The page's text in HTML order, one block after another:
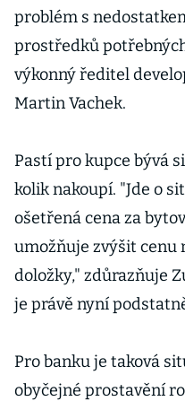
problém s
prostředků
výkonný ředitel
Martin Vachek.
Pastí pro kupce bývá
kolik nakoupí. "Jde o
ošetřená cena za
umožňuje zvýšit cenu
doložky," zdůrazňuje
je právě nyní
Pro banku je taková
obyčejné prostavění